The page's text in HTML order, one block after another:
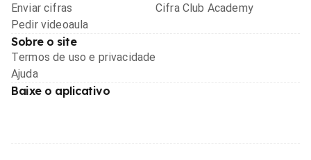
Enviar cifras
Pedir videoaula
Cifra Club Academy
Sobre o site
Termos de uso e privacidade
Ajuda
Baixe o aplicativo